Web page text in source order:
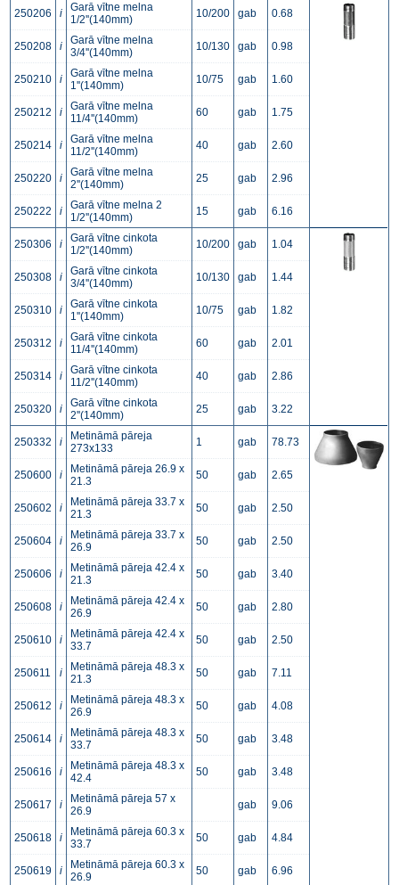
250206 i
Garā vītne melna
1/2''(140mm)
10/200 gab 0.68
250208 i
Garā vītne melna
3/4''(140mm)
10/130 gab 0.98
250210 i
Garā vītne melna
1''(140mm)
10/75 gab 1.60
250212 i
Garā vītne melna
11/4''(140mm)
60 gab 1.75
250214 i
Garā vītne melna
11/2''(140mm)
40 gab 2.60
250220 i
Garā vītne melna
2''(140mm)
25 gab 2.96
250222 i
Garā vītne melna 2
1/2''(140mm)
15 gab 6.16
250306 i
Garā vītne cinkota
1/2''(140mm)
10/200 gab 1.04
250308 i
Garā vītne cinkota
3/4''(140mm)
10/130 gab 1.44
250310 i
Garā vītne cinkota
1''(140mm)
10/75 gab 1.82
250312 i
Garā vītne cinkota
11/4''(140mm)
60 gab 2.01
250314 i
Garā vītne cinkota
11/2''(140mm)
40 gab 2.86
250320 i
Garā vītne cinkota
2''(140mm)
25 gab 3.22
250332 i
Metināmā pāreja
273x133
1 gab 78.73
250600 i
Metināmā pāreja 26.9 x
21.3
50 gab 2.65
250602 i
Metināmā pāreja 33.7 x
21.3
50 gab 2.50
250604 i
Metināmā pāreja 33.7 x
26.9
50 gab 2.50
250606 i
Metināmā pāreja 42.4 x
21.3
50 gab 3.40
250608 i
Metināmā pāreja 42.4 x
26.9
50 gab 2.80
250610 i
Metināmā pāreja 42.4 x
33.7
50 gab 2.50
250611 i
Metināmā pāreja 48.3 x
21.3
50 gab 7.11
250612 i
Metināmā pāreja 48.3 x
26.9
50 gab 4.08
250614 i
Metināmā pāreja 48.3 x
33.7
50 gab 3.48
250616 i
Metināmā pāreja 48.3 x
42.4
50 gab 3.48
250617 i
Metināmā pāreja 57 x
26.9
gab 9.06
250618 i
Metināmā pāreja 60.3 x
33.7
50 gab 4.84
250619 i
Metināmā pāreja 60.3 x
26.9
50 gab 6.96